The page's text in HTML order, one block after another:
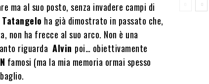
ma al suo posto, senza invadere campi di
Tatangelo ha già dimostrato in passato che,
non ha frecce al suo arco. Non è una
riguardaAlvin poi… obiettivamente
famosi (ma la mia memoria ormai spesso